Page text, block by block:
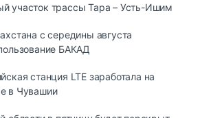
участок трассы Тара – Усть-Ишим
с середины августа
БАКАД
станция LTE заработала на
в Чувашии